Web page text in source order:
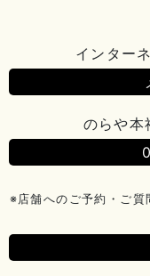
インター
のらや本
※店舗へのご予約・ご質